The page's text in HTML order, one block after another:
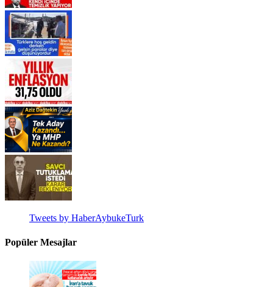
Tweets by HaberAybukeTurk
Popüler Mesajlar